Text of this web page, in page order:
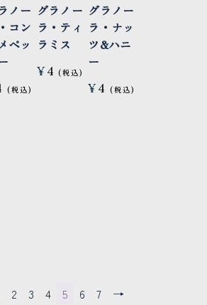
ノー
コン
ペッ
グラノー
ラ・ティ
ラミス
¥4
グラノー
ラ・ナッ
ツ&ハニ
ー
¥4
2 3 4 5 6 7 →